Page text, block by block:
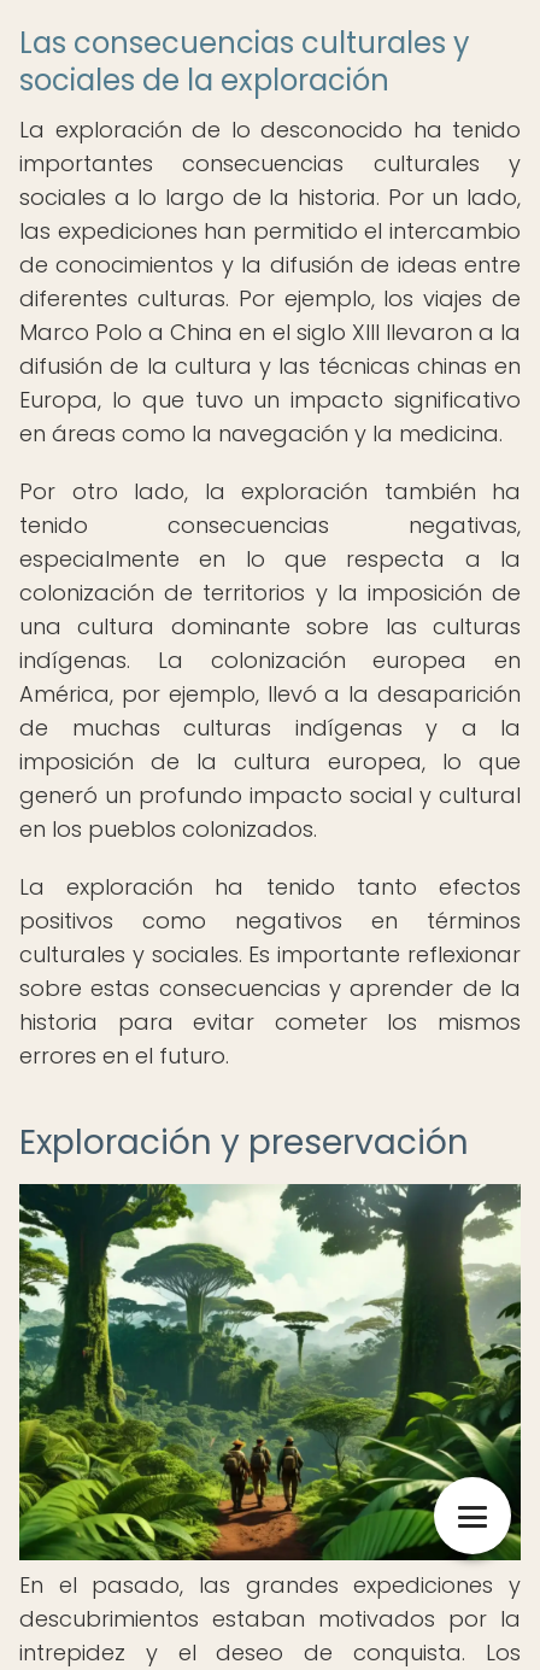
Las consecuencias culturales y
sociales de la exploración
La exploración de lo desconocido ha tenido
importantes consecuencias culturales y
sociales a lo largo de la historia. Por un lado,
las expediciones han permitido el intercambio
de conocimientos y la difusión de ideas entre
diferentes culturas. Por ejemplo, los viajes de
Marco Polo a China en el siglo XIII llevaron a la
difusión de la cultura y las técnicas chinas en
Europa, lo que tuvo un impacto significativo
en áreas como la navegación y la medicina.
Por otro lado, la exploración también ha
tenido consecuencias negativas,
especialmente en lo que respecta a la
colonización de territorios y la imposición de
una cultura dominante sobre las culturas
indígenas. La colonización europea en
América, por ejemplo, llevó a la desaparición
de muchas culturas indígenas y a la
imposición de la cultura europea, lo que
generó un profundo impacto social y cultural
en los pueblos colonizados.
La exploración ha tenido tanto efectos
positivos como negativos en términos
culturales y sociales. Es importante reflexionar
sobre estas consecuencias y aprender de la
historia para evitar cometer los mismos
errores en el futuro.
Exploración y preservación
En el pasado, las grandes expediciones y
descubrimientos estaban motivados por la
intrepidez y el deseo de conquista. Los